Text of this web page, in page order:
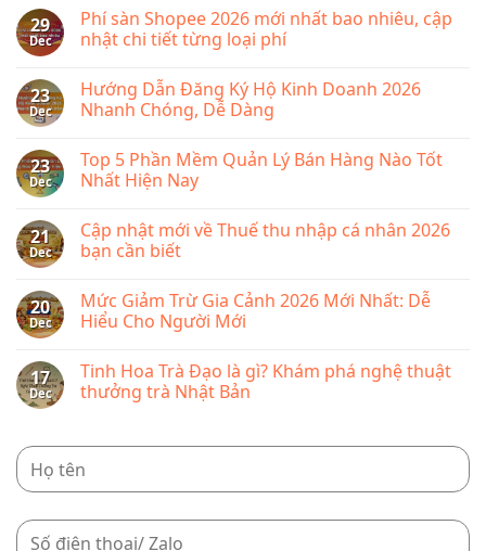
cho
mọi
doanh
hiểu
phần
mềm
bán
hàng
KiotViet
Miễn
phí
bãi
phí
môn
bài
2026
29
Dec
Phí sàn Shopee 2026 mới nhất bao nhiêu, cập
nhật chi tiết từng loại phí
on
Phí
sàn
mới
nhất
bao
nhật
chi
tiết
phí
23
Dec
Hướng Dẫn Đăng Ký Hộ Kinh Doanh 2026
Nhanh Chóng, Dễ Dàng
on
Hướng
Dẫn
Hộ
Kinh
Doanh
Chóng,
Dễ
Dàng
23
Dec
Top 5 Phần Mềm Quản Lý Bán Hàng Nào Tốt
Nhất Hiện Nay
on
Top
5
Quản
Lý
Bán
Tốt
Nhất
Hiện
21
Dec
Cập nhật mới về Thuế thu nhập cá nhân 2026
bạn cần biết
on
Cập
nhật
Thuế
thu
nhập
2026
cần
20
Dec
Mức Giảm Trừ Gia Cảnh 2026 Mới Nhất: Dễ
Hiểu Cho Người Mới
on
Mức
Giảm
Cảnh
Mới
Người
17
Dec
Tinh Hoa Trà Đạo là gì? Khám phá nghệ thuật
thưởng trà Nhật Bản
on
Hoa
Khám